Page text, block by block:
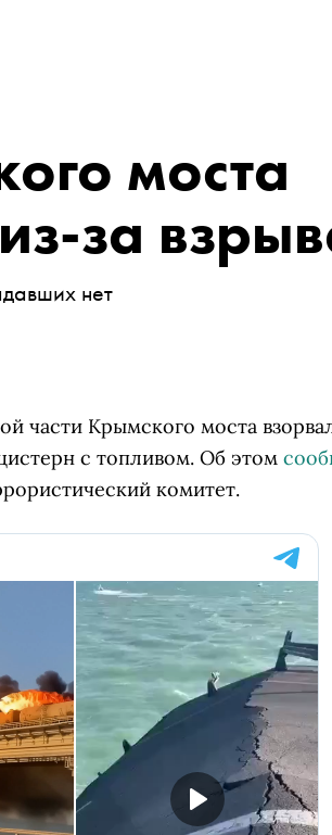
моста
за
нет
части Крымского моста
с топливом. Об этом
комитет.